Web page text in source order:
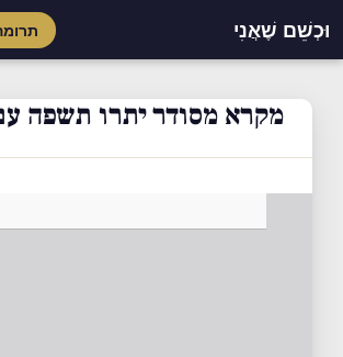
וּכְשֵׁם שֶׁאֲנִי
מקרא מסודר יתרו תשפה